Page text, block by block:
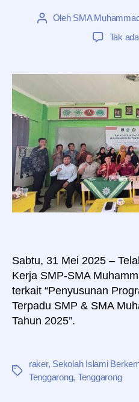
Penulis
Oleh SMA
Tak
Sabtu, 31 Mei 2025 –
Kerja SMP-SMA
terkait “Penyusunan
Terpadu SMP & SMA
Tahun 2025”.
Tag
raker, Sekolah Islami
Tenggarong, Tenggarong